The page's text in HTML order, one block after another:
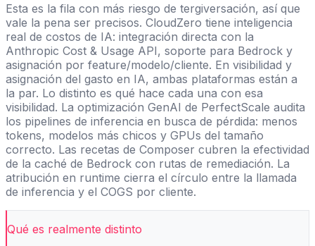
Esta es la fila con más riesgo de tergiversación, así que
vale la pena ser precisos. CloudZero tiene inteligencia
real de costos de IA: integración directa con la
Anthropic Cost & Usage API, soporte para Bedrock y
asignación por feature/modelo/cliente. En visibilidad y
asignación del gasto en IA, ambas plataformas están a
la par. Lo distinto es qué hace cada una con esa
visibilidad. La optimización GenAI de PerfectScale audita
los pipelines de inferencia en busca de pérdida: menos
tokens, modelos más chicos y GPUs del tamaño
correcto. Las recetas de Composer cubren la efectividad
de la caché de Bedrock con rutas de remediación. La
atribución en runtime cierra el círculo entre la llamada
de inferencia y el COGS por cliente.
Qué es realmente distinto